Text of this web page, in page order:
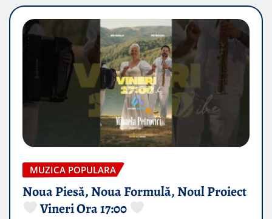
MUZICA POPULARA
Noua Piesă, Noua Formulă, Noul Proiect
Vineri Ora 17:00